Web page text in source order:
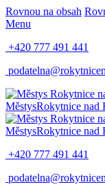
Rovnou na obsah
Menu
+420 777 491 441
MěstysRokytnice nad
MěstysRokytnice nad
+420 777 491 441